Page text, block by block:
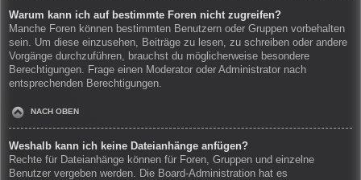
Warum kann ich auf bestimmte Foren nicht zugreifen?
Manche Foren können bestimmten Benutzern oder Gruppen vorbehalten
sein. Um diese einzusehen, Beiträge zu lesen, zu schreiben oder andere
Vorgänge durchzuführen, brauchst du möglicherweise besondere
Berechtigungen. Frage einen Moderator oder Administrator nach
entsprechenden Berechtigungen.
NACH OBEN
Weshalb kann ich keine Dateianhänge anfügen?
Rechte für Dateianhänge können für Foren, Gruppen und einzelne
Benutzer vergeben werden. Die Board-Administration hat es